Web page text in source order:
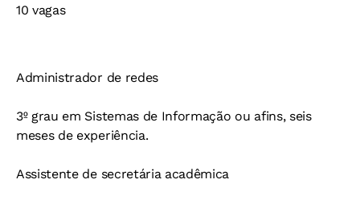
10 vagas
Administrador de redes
3º grau em Sistemas de Informação ou afins, seis
meses de experiência.
Assistente de secretária acadêmica